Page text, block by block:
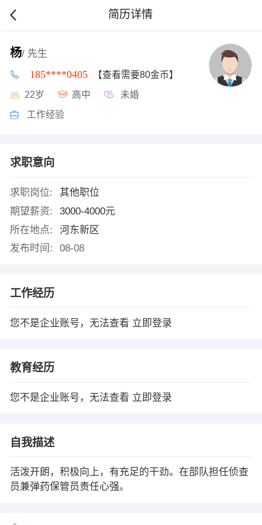
简历详情
杨/ 先生
185****0405 【查看需要80金币】
22岁 高中 未婚
工作经验
求职意向
求职岗位:
其他职位
期望薪资:
3000-4000元
所在地点:
河东新区
发布时间:
08-08
工作经历
您不是企业账号，无法查看 立即登录
教育经历
您不是企业账号，无法查看 立即登录
自我描述
活泼开朗，积极向上，有充足的干劲。在部队担任侦查
员兼弹药保管员责任心强。